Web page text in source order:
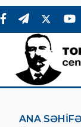
ANA